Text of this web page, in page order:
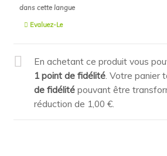
dans cette langue
Evaluez-Le
En achetant ce produit vous
1 point de fidélité. Votre panier
de fidélité pouvant être
réduction de 1,00 €.